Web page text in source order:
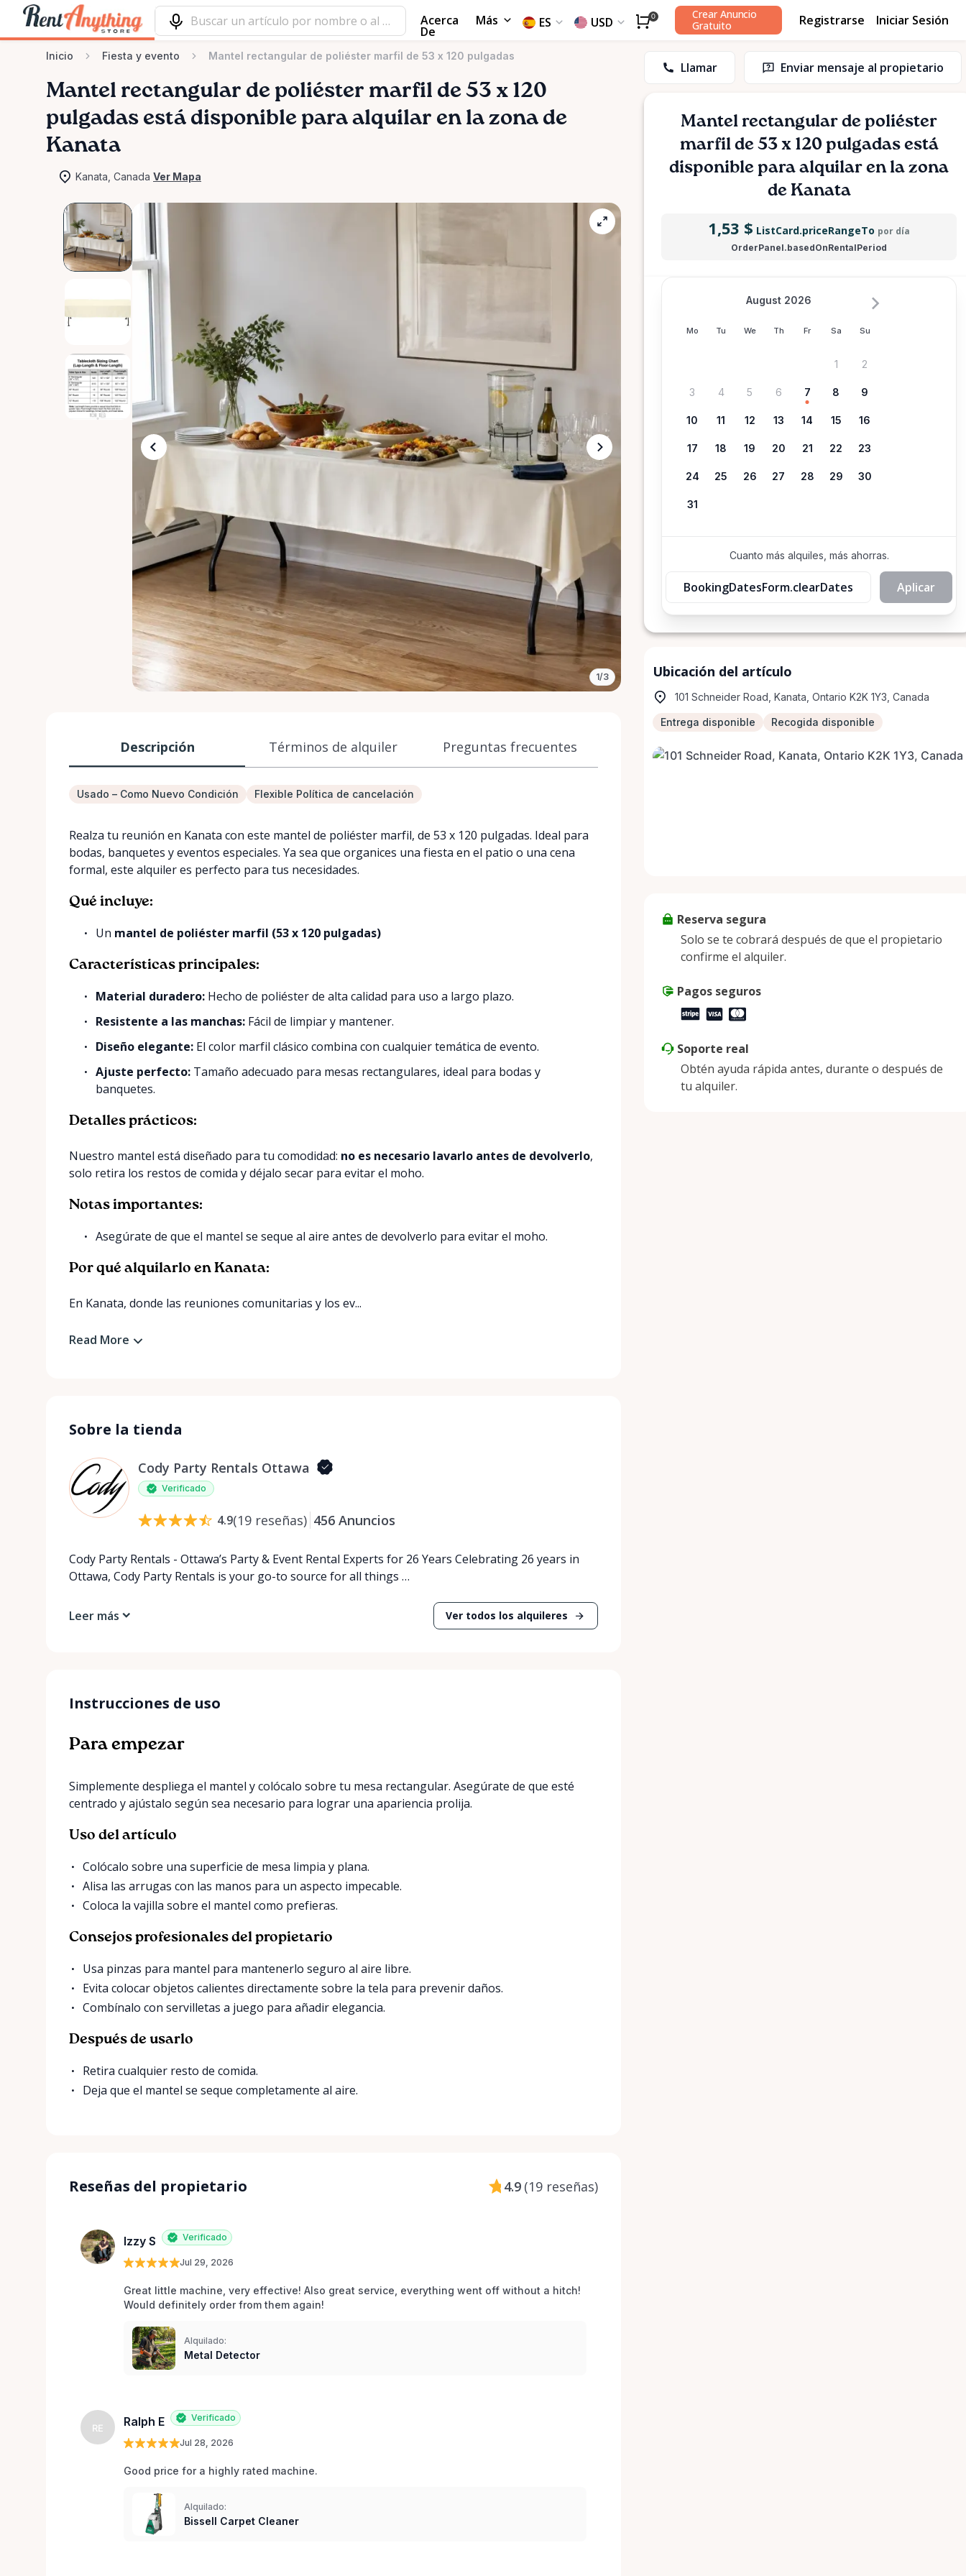
Acerca
De
Más ES USD 0
Crear Anuncio
Gratuito
Registrarse Iniciar Sesión
Inicio Fiesta y evento Mantel rectangular de poliéster marfil de 53 x 120 pulgadas
Mantel rectangular de poliéster marfil de 53 x 120
pulgadas está disponible para alquilar en la zona de
Kanata
Kanata, Canada Ver Mapa
1/3
Descripción Términos de alquiler Preguntas frecuentes
Usado – Como Nuevo Condición Flexible Política de cancelación
Realza tu reunión en Kanata con este mantel de poliéster marfil, de 53 x 120 pulgadas. Ideal para
bodas, banquetes y eventos especiales. Ya sea que organices una fiesta en el patio o una cena
formal, este alquiler es perfecto para tus necesidades.
Qué incluye:
Un mantel de poliéster marfil (53 x 120 pulgadas)
Características principales:
Material duradero: Hecho de poliéster de alta calidad para uso a largo plazo.
Resistente a las manchas: Fácil de limpiar y mantener.
Diseño elegante: El color marfil clásico combina con cualquier temática de evento.
Ajuste perfecto: Tamaño adecuado para mesas rectangulares, ideal para bodas y
banquetes.
Detalles prácticos:
Nuestro mantel está diseñado para tu comodidad: no es necesario lavarlo antes de devolverlo,
solo retira los restos de comida y déjalo secar para evitar el moho.
Notas importantes:
Asegúrate de que el mantel se seque al aire antes de devolverlo para evitar el moho.
Por qué alquilarlo en Kanata:
En Kanata, donde las reuniones comunitarias y los ev...
Read More
Sobre la tienda
Cody Party Rentals Ottawa
Verificado
4.9(19 reseñas) 456 Anuncios
Cody Party Rentals - Ottawa’s Party & Event Rental Experts for 26 Years Celebrating 26 years in
Ottawa, Cody Party Rentals is your go-to source for all things …
Leer más Ver todos los alquileres
Instrucciones de uso
Para empezar
Simplemente despliega el mantel y colócalo sobre tu mesa rectangular. Asegúrate de que esté
centrado y ajústalo según sea necesario para lograr una apariencia prolija.
Uso del artículo
Colócalo sobre una superficie de mesa limpia y plana.
Alisa las arrugas con las manos para un aspecto impecable.
Coloca la vajilla sobre el mantel como prefieras.
Consejos profesionales del propietario
Usa pinzas para mantel para mantenerlo seguro al aire libre.
Evita colocar objetos calientes directamente sobre la tela para prevenir daños.
Combínalo con servilletas a juego para añadir elegancia.
Después de usarlo
Retira cualquier resto de comida.
Deja que el mantel se seque completamente al aire.
Reseñas del propietario 4.9 (19 reseñas)
Izzy S Verificado
Jul 29, 2026
Great little machine, very effective! Also great service, everything went off without a hitch!
Would definitely order from them again!
Alquilado:
Metal Detector
RE Ralph E Verificado
Jul 28, 2026
Good price for a highly rated machine.
Alquilado:
Bissell Carpet Cleaner
Llamar Enviar mensaje al propietario
Mantel rectangular de poliéster
marfil de 53 x 120 pulgadasestá
disponible para alquilar en la zona
de Kanata
1,53 $ ListCard.priceRangeTo por día
OrderPanel.basedOnRentalPeriod
Mo Tu We Th Fr Sa Su
August 2026
1 2
3 4 5 6 7 8 9
10 11 12 13 14 15 16
17 18 19 20 21 22 23
24 25 26 27 28 29 30
31
Cuanto más alquiles, más ahorras.
BookingDatesForm.clearDates Aplicar
Ubicación del artículo
101 Schneider Road, Kanata, Ontario K2K 1Y3, Canada
Entrega disponible Recogida disponible
Reserva segura
Solo se te cobrará después de que el propietario
confirme el alquiler.
Pagos seguros
Soporte real
Obtén ayuda rápida antes, durante o después de
tu alquiler.